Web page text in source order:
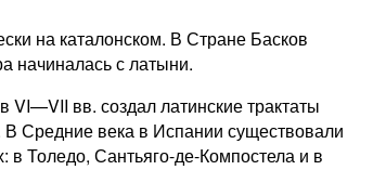
на каталонском. В Стране Басков
начиналась с латыни.
вв. создал латинские трактаты
Средние века в Испании существовали
в Толедо, Сантьяго-де-Компостела и в